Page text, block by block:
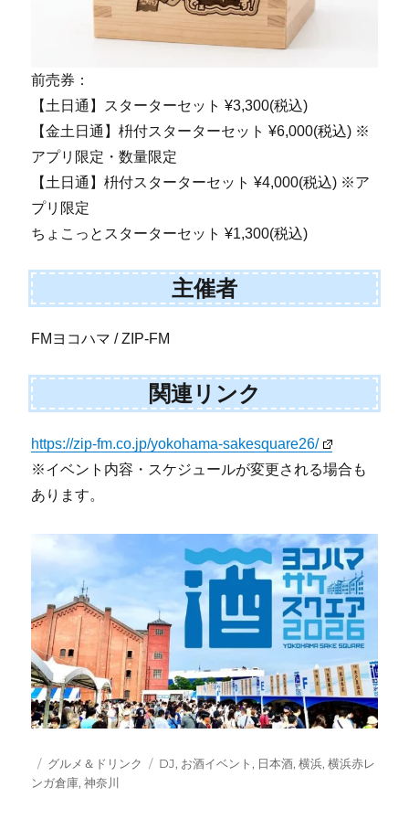
前売券：
【土日通】スターターセット ¥3,300(税込)
【金土日通】枡付スターターセット ¥6,000(税込) ※
アプリ限定・数量限定
【土日通】枡付スターターセット ¥4,000(税込) ※ア
プリ限定
ちょこっとスターターセット ¥1,300(税込)
主催者
FMヨコハマ / ZIP-FM
関連リンク
https://zip-fm.co.jp/yokohama-sakesquare26/
※イベント内容・スケジュールが変更される場合も
あります。
投
稿
カ
テ
グルメ＆ドリンク
タ
DJ, お酒イベント , 日本酒,横浜,横浜赤レ
ンガ倉庫,神奈川